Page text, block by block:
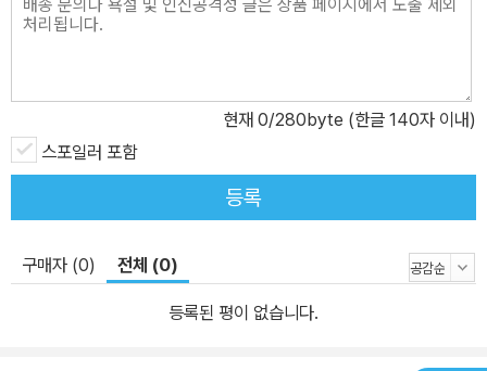
현재 0/280byte (한글 140자 이내)
스포일러 포함
등록
구매자 (0) 전체 (0)
등록된 평이 없습니다.